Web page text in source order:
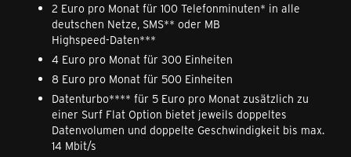
2 Euro pro Monat für 100 Telefonminuten* in alle
deutschen Netze, SMS** oder MB
Highspeed-Daten***
4 Euro pro Monat für 300 Einheiten
8 Euro pro Monat für 500 Einheiten
Datenturbo**** für 5 Euro pro Monat zusätzlich zu
einer Surf Flat Option bietet jeweils doppeltes
Datenvolumen und doppelte Geschwindigkeit bis max.
14 Mbit/s